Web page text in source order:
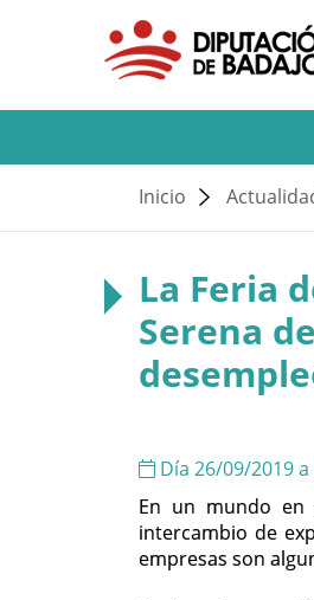
Inicio
La Feria
Serena
Día 26/09/2019 a
En un mundo en
intercambio de
empresas son